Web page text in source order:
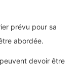
prévu pour sa
abordée.
devoir être